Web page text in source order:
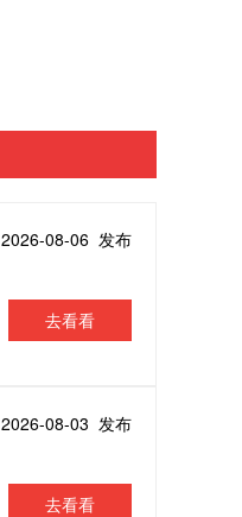
2026-08-06 发布
去看看
2026-08-03 发布
去看看